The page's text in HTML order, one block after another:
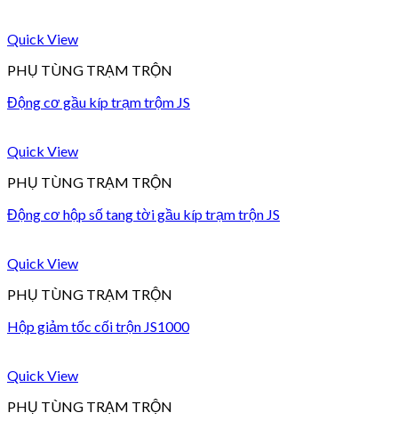
Quick View
PHỤ TÙNG TRẠM TRỘN
Động cơ gầu kíp trạm trộm JS
Quick View
PHỤ TÙNG TRẠM TRỘN
Động cơ hộp số tang tời gầu kíp trạm trộn JS
Quick View
PHỤ TÙNG TRẠM TRỘN
Hộp giảm tốc cối trộn JS1000
Quick View
PHỤ TÙNG TRẠM TRỘN